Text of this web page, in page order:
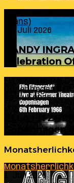
Evans)
24. Juli 2026
RANDY
Celebration
ELLA
Copenhagen 6th
23. Juli 2026
ELLA
Copenhagen
1. Juli 2026